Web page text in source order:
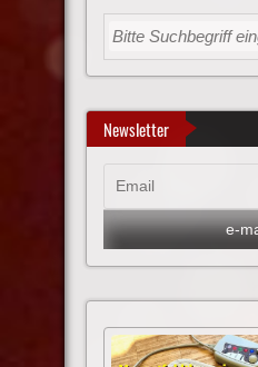
Newsletter